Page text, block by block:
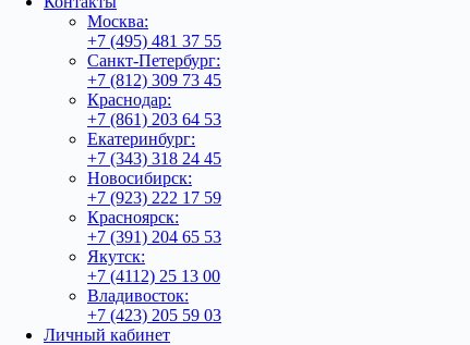
Москва:
+7 (495) 481 37 55
Санкт-Петербург:
+7 (812) 309 73 45
Краснодар:
+7 (861) 203 64 53
Екатеринбург:
+7 (343) 318 24 45
Новосибирск:
+7 (923) 222 17 59
Красноярск:
+7 (391) 204 65 53
Якутск:
+7 (4112) 25 13 00
Владивосток:
+7 (423) 205 59 03
Личный кабинет